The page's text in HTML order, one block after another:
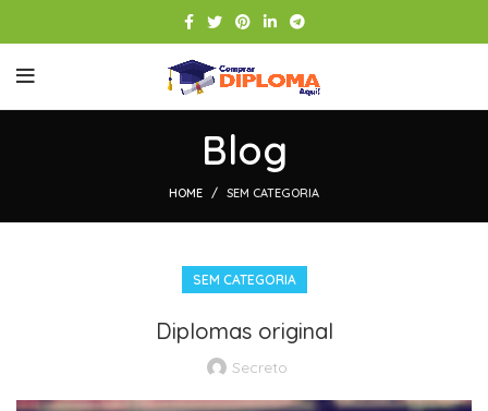
Blog
HOME SEM CATEGORIA
SEM CATEGORIA
Diplomas original
Secreto